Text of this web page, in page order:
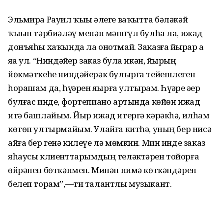
Эльмира Рауил ҡыҙы әлеге ваҡытта бәләкәй
ҡыҙын тәрбиәләү менән мәшғүл булһа ла, ижад
донъяһы хаҡында ла онотмай. Заказға йырҙар ҙа
яҙа ул. “Ниндәйҙер заказ була икән, йырҙың
йөкмәткеһе ниндәйерәк булырға тейешлеген
һорашам да, һүҙҙәрен яҙырға ултырам. Һүҙҙәре әҙер
булғас инде, фортепиано артында көйөн ижад
итә башлайым. Йыр ижад итергә кәрәкһә, илһам
көтөп ултырмайым. Улайға китһә, уның бер нисә
айға бер генә килеүе лә мөмкин. Мин инде заказ
яһаусы клиенттарымдың теләктәрен тойорға
өйрәнеп бөткәнмен. Минән нимә көткәндәрен
белеп торам”,—ти талантлы музыкант.